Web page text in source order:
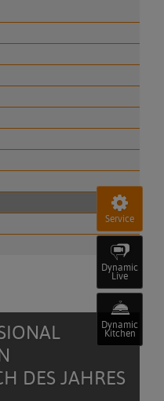
Service
Dynamic
Live
Dynamic
Kitchen
DES JAHRES